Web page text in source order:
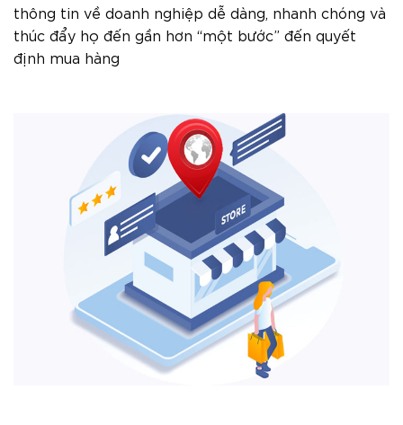
thông tin về doanh nghiệp dễ dàng, nhanh chóng và
thúc đẩy họ đến gần hơn “một bước” đến quyết
định mua hàng